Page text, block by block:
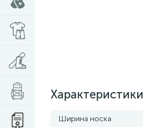
Характеристики
Ширина носка